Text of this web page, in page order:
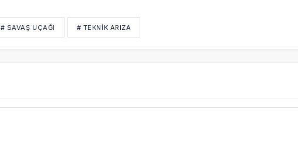
# SAVAŞ UÇAĞI # TEKNIK ARIZA